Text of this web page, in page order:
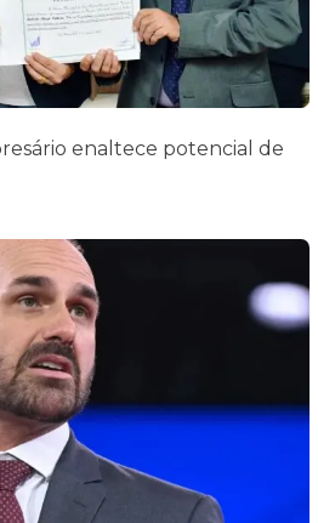
enaltece potencial de